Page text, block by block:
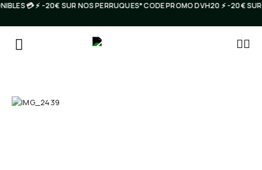
💳 ⚡️ -20€ SUR NOS PERRUQUES* CODE PROMO DVH20 ⚡️ -20€